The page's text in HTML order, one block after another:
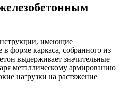
имеющие
в форме каркаса, собранного из
выдерживает значительные
металлическому армированию
нагрузки на растяжение.